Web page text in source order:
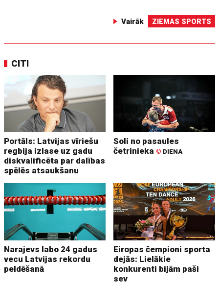
Vairāk ZIEMAS SPORTS
CITI
Portāls: Latvijas vīriešu
regbija izlase uz gadu
diskvalificēta par dalības
spēlēs atsaukšanu
Soli no pasaules
četrinieka © DIENA
Narajevs labo 24 gadus
vecu Latvijas rekordu
peldēšanā
Eiropas čempioni sporta
dejās: Lielākie
konkurenti bijām paši
sev